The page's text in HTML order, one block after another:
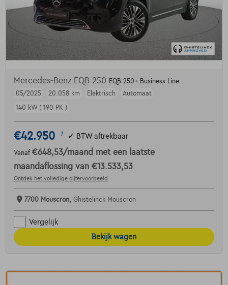
Mercedes-Benz EQB 250 EQB 250+ Business Line
05/2025
20.058 km Elektrisch
Automaat
140 kW ( 190 PK )
€42.950 1 ✓ BTW aftrekbaar
Vanaf €648,53/maand met een laatste
maandaflossing van €13.533,53
Ontdek het volledige cijfervoorbeeld
7700 Mouscron, Ghistelinck Mouscron
Vergelijk
Bekijk wagen